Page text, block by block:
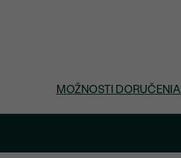
MOŽNOSTI DORUČENIA